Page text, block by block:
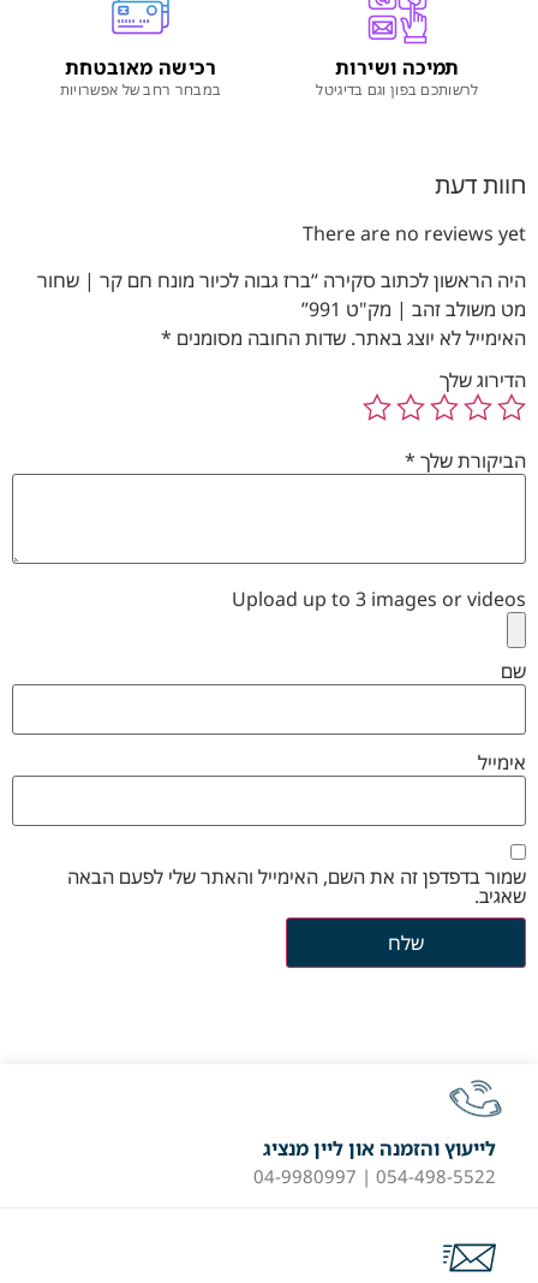
תמיכה ושירות
לרשותכם בפון וגם בדיגיטל
רכישה מאובטחת
במבחר רחב של אפשרויות
חוות דעת
There are no reviews yet
היה הראשון לכתוב סקירה “ברז גבוה לכיור מונח חם קר | שחור
מט משולב זהב | מק"ט 991”
האימייל לא יוצג באתר. שדות החובה מסומנים *
הדירוג שלך
הביקורת שלך *
Upload up to 3 images or videos
שם
אימייל
שמור בדפדפן זה את השם, האימייל והאתר שלי לפעם הבאה
שאגיב.
לייעוץ והזמנה און ליין מנציג
054-498-5522 | 04-9980997